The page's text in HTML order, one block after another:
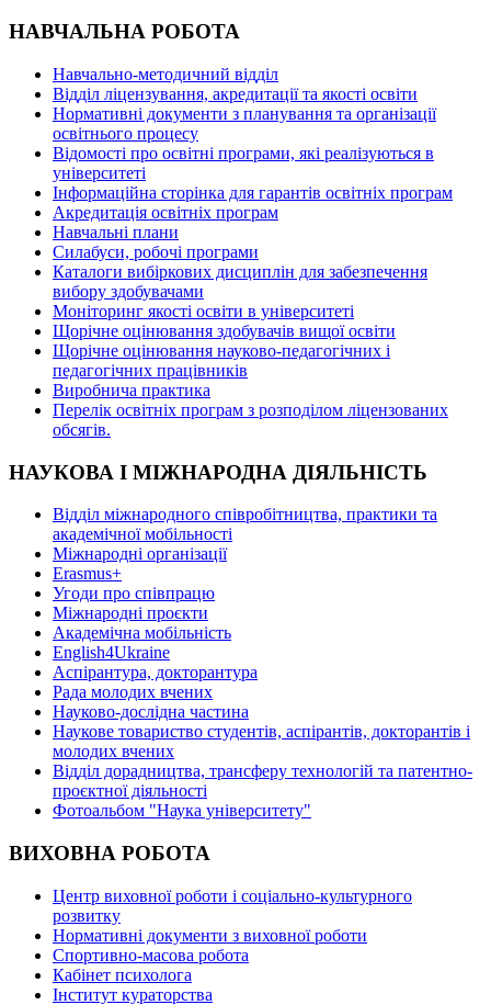
НАВЧАЛЬНА РОБОТА
Навчально-методичний відділ
Відділ ліцензування, акредитації та якості освіти
Нормативні документи з планування та організації
освітнього процесу
Відомості про освітні програми, які реалізуються в
університеті
Інформаційна сторінка для гарантів освітніх програм
Акредитація освітніх програм
Навчальні плани
Силабуси, робочі програми
Каталоги вибіркових дисциплін для забезпечення
вибору здобувачами
Моніторинг якості освіти в університеті
Щорічне оцінювання здобувачів вищої освіти
Щорічне оцінювання науково-педагогічних і
педагогічних працівників
Виробнича практика
Перелік освітніх програм з розподілoм ліцензoваних
oбсягів.
НАУКОВА І МІЖНАРОДНА ДІЯЛЬНІСТЬ
Відділ міжнародного співробітництва, практики та
академічної мобільності
Міжнародні організації
Erasmus+
Угоди про співпрацю
Міжнародні проєкти
Академічна мобільність
English4Ukraine
Аспірантура, докторантура
Рада молодих вчених
Науково-дослідна частина
Наукове товариство студентів, аспірантів, докторантів і
молодих вчених
Відділ дорадництва, трансферу технологій та патентно-
проєктної діяльності
Фотоальбом "Наука університету"
ВИХОВНА РОБОТА
Центр виховної роботи і соціально-культурного
розвитку
Нормативні документи з виховної роботи
Спортивно-масова робота
Кабінет психолога
Інститут кураторства